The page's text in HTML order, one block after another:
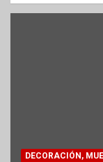
DECORACIÓN,